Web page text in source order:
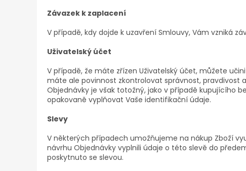
Závazek k zaplacení
V případě, kdy dojde k uzavření Smlouvy, Vám vzniká
Uživatelský účet
V případě, že máte zřízen Uživatelský účet, můžete
máte ale povinnost zkontrolovat správnost, pravdivost
Objednávky je však totožný, jako v případě kupujícího
opakovaně vyplňovat Vaše identifikační údaje.
Slevy
V některých případech umožňujeme na nákup Zboží
návrhu Objednávky vyplnili údaje o této slevě do
poskytnuto se slevou.